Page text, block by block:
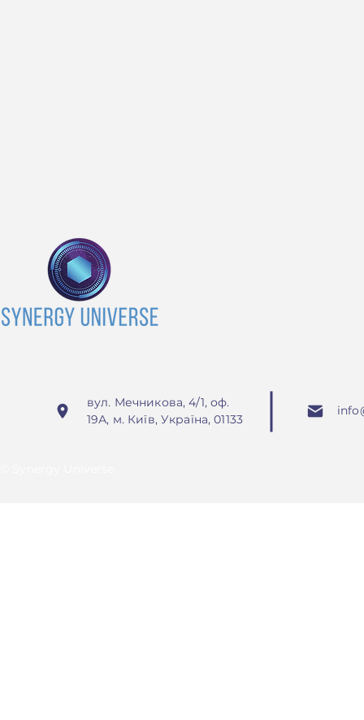
вул. Мечникова, 4/1, оф.
19А, м. Київ, Україна, 01133